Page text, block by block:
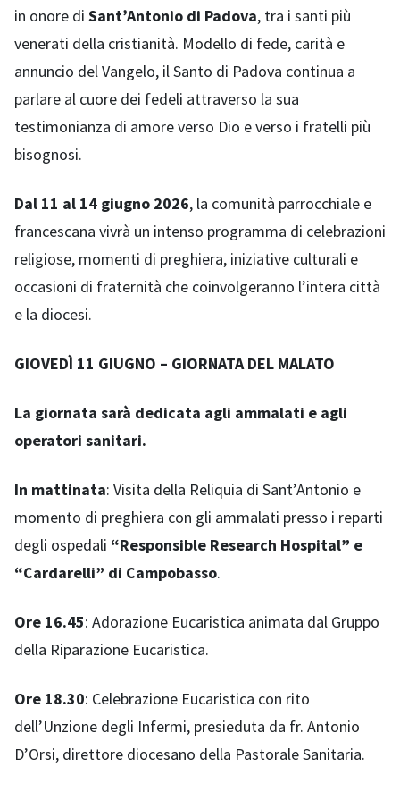
in onore di Sant’Antonio di Padova, tra i santi più
venerati della cristianità. Modello di fede, carità e
annuncio del Vangelo, il Santo di Padova continua a
parlare al cuore dei fedeli attraverso la sua
testimonianza di amore verso Dio e verso i fratelli più
bisognosi.
Dal 11 al 14 giugno 2026, la comunità parrocchiale e
francescana vivrà un intenso programma di celebrazioni
religiose, momenti di preghiera, iniziative culturali e
occasioni di fraternità che coinvolgeranno l’intera città
e la diocesi.
GIOVEDÌ 11 GIUGNO – GIORNATA DEL MALATO
La giornata sarà dedicata agli ammalati e agli
operatori sanitari.
In mattinata: Visita della Reliquia di Sant’Antonio e
momento di preghiera con gli ammalati presso i reparti
degli ospedali “Responsible Research Hospital” e
“Cardarelli” di Campobasso.
Ore 16.45: Adorazione Eucaristica animata dal Gruppo
della Riparazione Eucaristica.
Ore 18.30: Celebrazione Eucaristica con rito
dell’Unzione degli Infermi, presieduta da fr. Antonio
D’Orsi, direttore diocesano della Pastorale Sanitaria.